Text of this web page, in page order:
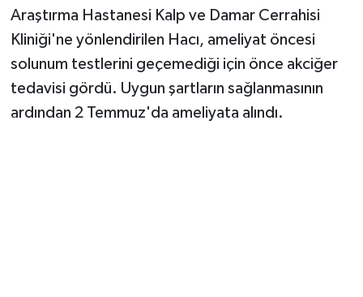
Araştırma Hastanesi Kalp ve Damar Cerrahisi
Kliniği'ne yönlendirilen Hacı, ameliyat öncesi
solunum testlerini geçemediği için önce akciğer
tedavisi gördü. Uygun şartların sağlanmasının
ardından 2 Temmuz'da ameliyata alındı.